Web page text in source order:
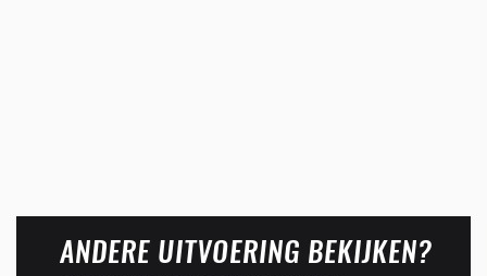
ANDERE UITVOERING BEKIJKEN?